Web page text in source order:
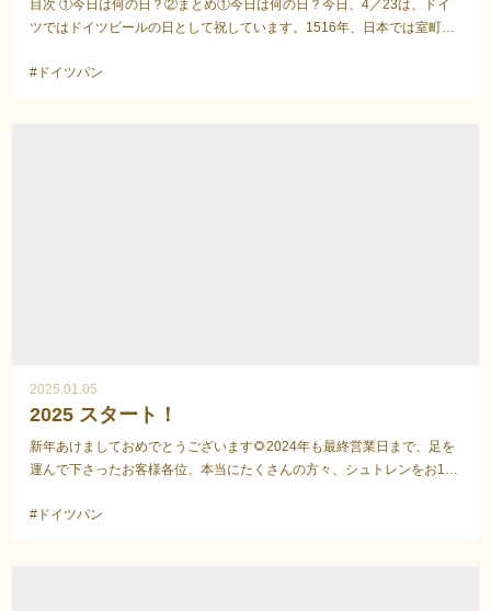
目次 ①今日は何の日？②まとめ①今日は何の日？今日、4／23は、ドイ
ツではドイツビールの日として祝しています。1516年、日本では室町時
#ドイツパン
2025.01.05
2025 スタート！
新年あけましておめでとうございます🌻2024年も最終営業日まで、足を
運んで下さったお客様各位、本当にたくさんの方々、シュトレンをお1人
#ドイツパン